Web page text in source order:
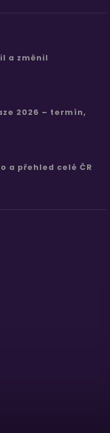
a změnil
2026 – termín,
a přehled celé ČR